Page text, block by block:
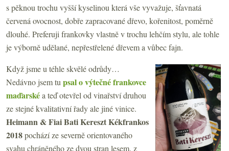
s pěknou trochu vyšší kyselinou která vše vyvažuje, šťavnatá
červená ovocnost, dobře zapracované dřevo, kořenitost, poměrně
dlouhé. Preferuji frankovky vlastně v trochu lehčím stylu, ale tohle
je výborně udělané, nepřestřelené dřevem a vůbec fajn.
Když jsme u téhle skvělé odrůdy…
Nedávno jsem tu psal o výtečné frankovce
maďarskéa teď otevřel od vinařství druhou
ze stejné kvalitativní řady ale jiné vinice.
Heimann & Fiai Bati Kereszt Kékfrankos
2018pochází ze severně orientovaného
svahu chráněného ze dvou stran lesem, z